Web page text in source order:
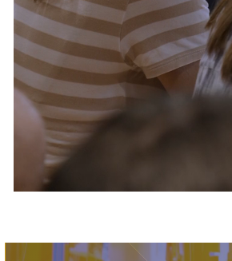
Servizi e accessibilità
Contatti
FAQ
Biglietti
Immagine